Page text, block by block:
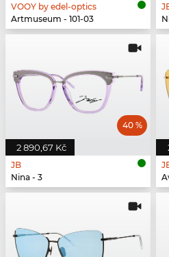
VOOY by edel-optics
Artmuseum - 101-03
2 890,67 Kč
40 %
JB
Nina - 3